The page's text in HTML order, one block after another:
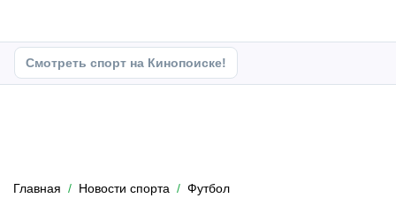
Смотреть спорт на Кинопоиске!
Главная Новости спорта Футбол